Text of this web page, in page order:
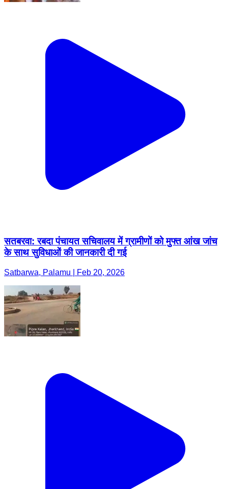
सतबरवा: रबदा पंचायत सचिवालय में ग्रामीणों को मुफ्त आंख जांच
के साथ सुविधाओं की जानकारी दी गई
Satbarwa, Palamu | Feb 20, 2026